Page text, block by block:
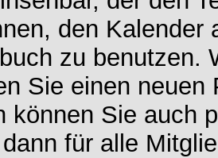
den
zu benutzen.
Sie einen neuen
können Sie auch
für alle